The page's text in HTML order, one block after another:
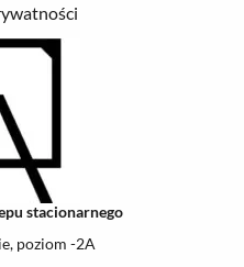
stacionarnego
poziom -2A